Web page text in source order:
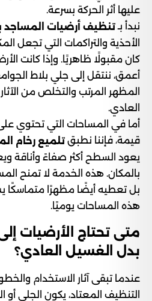
عليها أثر الحركة بسرعة.
نبدأ بـتنظيف أرضيات المساجد
الأحذية والتراكمات التي تجعل
كان مقبولًا ظاهريًا. وإذا كانت
أعمق، ننتقل إلى جلي بلاط
المظهر المرتب والتخلص من
العادي.
أما في المساحات التي تحتوي
قيمة، فإننا نطبقتلميع رخام
يعود السطح أكثر صفاءً وأناقة
بالمكان. هذه الخدمة لا تمنح
بل تعطيه أيضًا مظهرًا متماسكًا
هذه المساحات يوميًا.
متى تحتاج الأرضيات
بدل الغسيل العادي؟
عندما تبقى آثار الاستخدام
التنظيف المعتاد، يكون الجلي أو